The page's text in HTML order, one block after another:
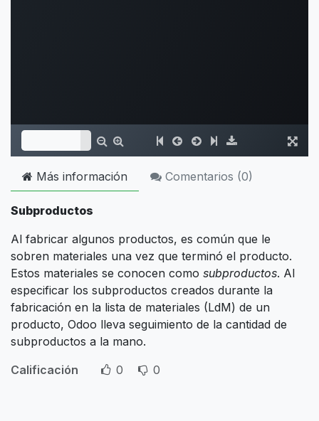
Más información Comentarios (0)
Subproductos
Al fabricar algunos productos, es común que le
sobren materiales una vez que terminó el producto.
Estos materiales se conocen como subproductos. Al
especificar los subproductos creados durante la
fabricación en la lista de materiales (LdM) de un
producto, Odoo lleva seguimiento de la cantidad de
subproductos a la mano.
Calificación
0 0